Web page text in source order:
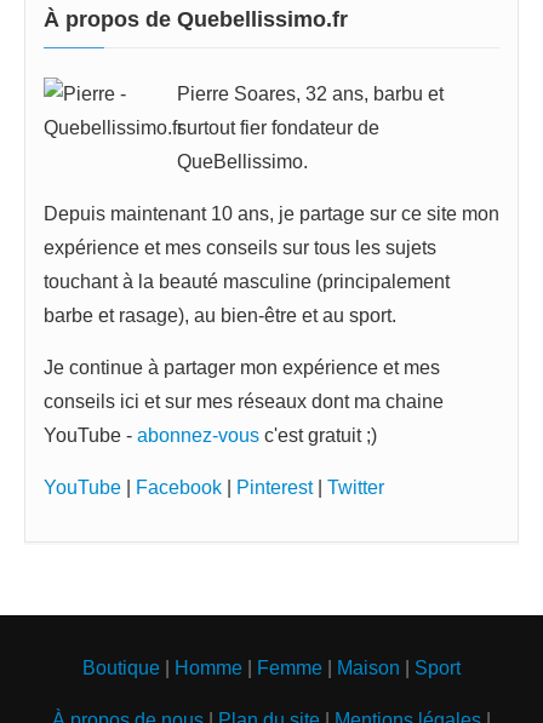
À propos de Quebellissimo.fr
Pierre Soares, 32 ans, barbu et
surtout fier fondateur de
QueBellissimo.
Depuis maintenant 10 ans, je partage sur ce site mon
expérience et mes conseils sur tous les sujets
touchant à la beauté masculine (principalement
barbe et rasage), au bien-être et au sport.
Je continue à partager mon expérience et mes
conseils ici et sur mes réseaux dont ma chaine
YouTube - abonnez-vous c'est gratuit ;)
YouTube Facebook Pinterest| Twitter
Boutique Homme Femme Maison Sport